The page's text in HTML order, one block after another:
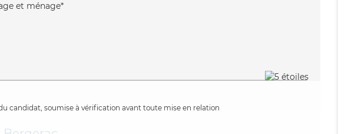
et ménage*
candidat, soumise à vérification avant toute mise en relation